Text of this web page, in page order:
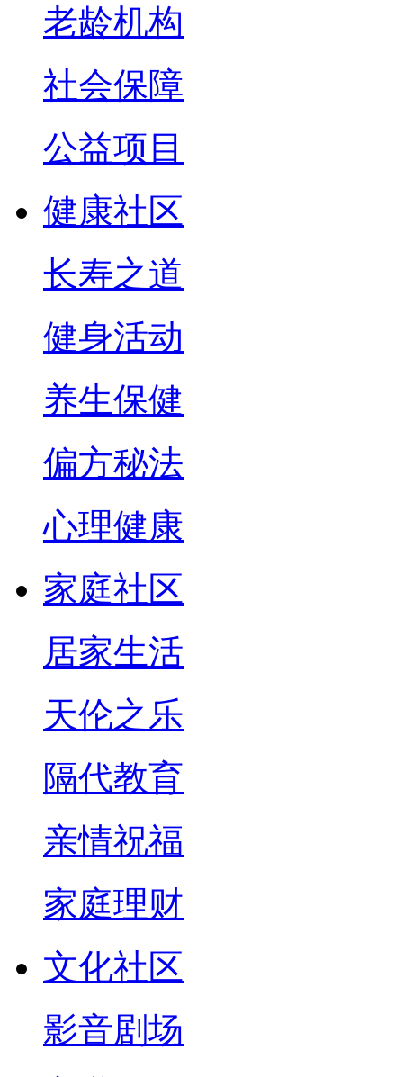
老龄机构
社会保障
公益项目
健康社区
长寿之道
健身活动
养生保健
偏方秘法
心理健康
家庭社区
居家生活
天伦之乐
隔代教育
亲情祝福
家庭理财
文化社区
影音剧场